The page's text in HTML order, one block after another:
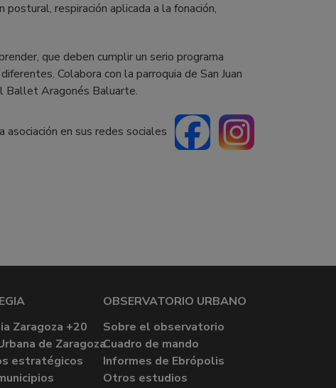
respiración aplicada a la fonación,
que deben cumplir un serio programa
Colabora con la parroquia de San Juan
Ballet Aragonés Baluarte.
asociación en sus redes sociales
Zaragoza +20
de Zaragoza
estratégicos
OBSERVATORIO URBANO
Sobre el observatorio
Cuadro de mando
Informes de Ebrópolis
Otros estudios